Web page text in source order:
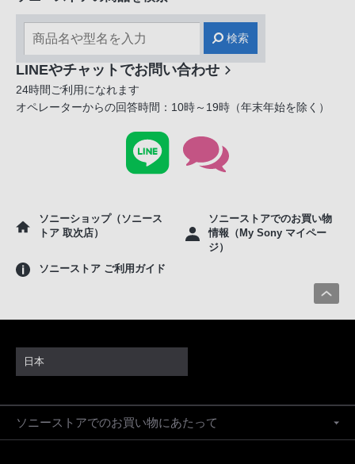
検索
LINEやチャットでお問い合わせ
24時間ご利用になれます
オペレーターからの回答時間：10時～19時（年末年始を除く）
ソニーショップ（ソニース
トア 取次店）
ソニーストアでのお買い物
情報（My Sony マイペー
ジ）
ソニーストア ご利用ガイド
日本
ソニーストアでのお買い物にあたって